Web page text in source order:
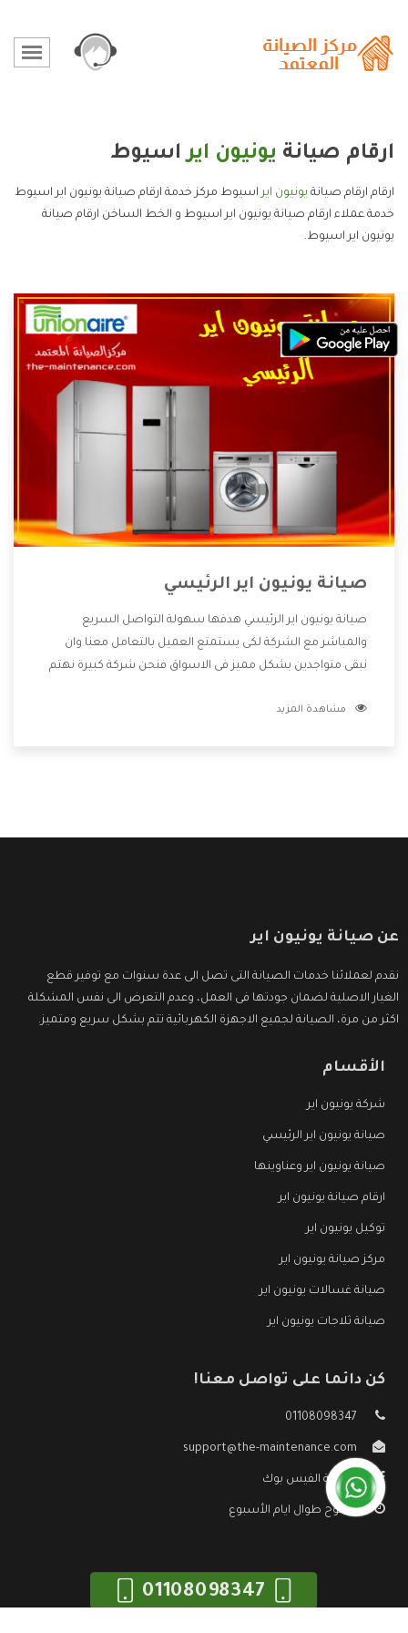
ارقام صيانة يونيون ايراسيوط
ارقام ارقام صيانة يونيون ايراسيوط مركز خدمة ارقام صيانة يونيون اير اسيوط
خدمة عملاء ارقام صيانة يونيون اير اسيوط و الخط الساخن ارقام صيانة
يونيون اير اسيوط.
صيانة يونيون اير الرئيسي
صيانة يونيون اير الرئيسي هدفها سهولة التواصل السريع
والمباشر مع الشركة لكى يستمتع العميل بالتعامل معنا وان
نبقى متواجدين بشكل مميز فى الاسواق فنحن شركة كبيرة نهتم
الشركة بها والتى تكون منها خدمة الصيانة التى تكون من أهم
مشاهدة المزيد
عن صيانة يونيون اير
نقدم لعملائنا خدمات الصيانة التى تصل الى عدة سنوات مع توفير قطع
الغيار الاصلية لضمان جودتها فى العمل، وعدم التعرض الى نفس المشكلة
اكثر من مرة، الصيانة لجميع الاجهزة الكهربائية تتم بشكل سريع ومتميز.
الأقسام
شركة يونيون اير
صيانة يونيون اير الرئيسي
صيانة يونيون اير وعناوينها
ارقام صيانة يونيون اير
توكيل يونيون اير
مركز صيانة يونيون اير
صيانة غسالات يونيون اير
صيانة ثلاجات يونيون اير
كن دائما على تواصل معنا!
01108098347
support@the-maintenance.com
صفحة الفيس بوك
مفتوح طوال ايام الأسبوع
01108098347